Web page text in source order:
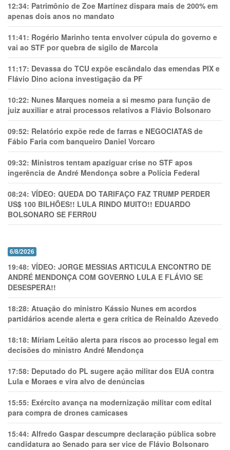
12:34: Patrimônio de Zoe Martínez dispara mais de 200% em
apenas dois anos no mandato
11:41: Rogério Marinho tenta envolver cúpula do governo e
vai ao STF por quebra de sigilo de Marcola
11:17: Devassa do TCU expõe escândalo das emendas PIX e
Flávio Dino aciona investigação da PF
10:22: Nunes Marques nomeia a si mesmo para função de
juiz auxiliar e atrai processos relativos a Flávio Bolsonaro
09:52: Relatório expõe rede de farras e NEGOCIATAS de
Fábio Faria com banqueiro Daniel Vorcaro
09:32: Ministros tentam apaziguar crise no STF apos
ingerência de André Mendonça sobre a Polícia Federal
08:24: VÍDEO: QUEDA DO TARIFAÇO FAZ TRUMP PERDER
US$ 100 BILHÕES!! LULA RINDO MUITO!! EDUARDO
BOLSONARO SE FERR0U
6/8/2026
19:48: VÍDEO: JORGE MESSIAS ARTICULA ENCONTRO DE
ANDRÉ MENDONÇA COM GOVERNO LULA E FLÁVIO SE
DESESPERA!!
18:28: Atuação do ministro Kássio Nunes em acordos
partidários acende alerta e gera crítica de Reinaldo Azevedo
18:18: Míriam Leitão alerta para riscos ao processo legal em
decisões do ministro André Mendonça
17:58: Deputado do PL sugere ação militar dos EUA contra
Lula e Moraes e vira alvo de denúncias
15:55: Exército avança na modernização militar com edital
para compra de drones camicases
15:44: Alfredo Gaspar descumpre declaração pública sobre
candidatura ao Senado para ser vice de Flávio Bolsonaro